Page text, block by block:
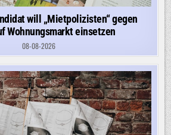
will „Mietpolizisten“ gegen
Wohnungsmarkt einsetzen
08-08-2026